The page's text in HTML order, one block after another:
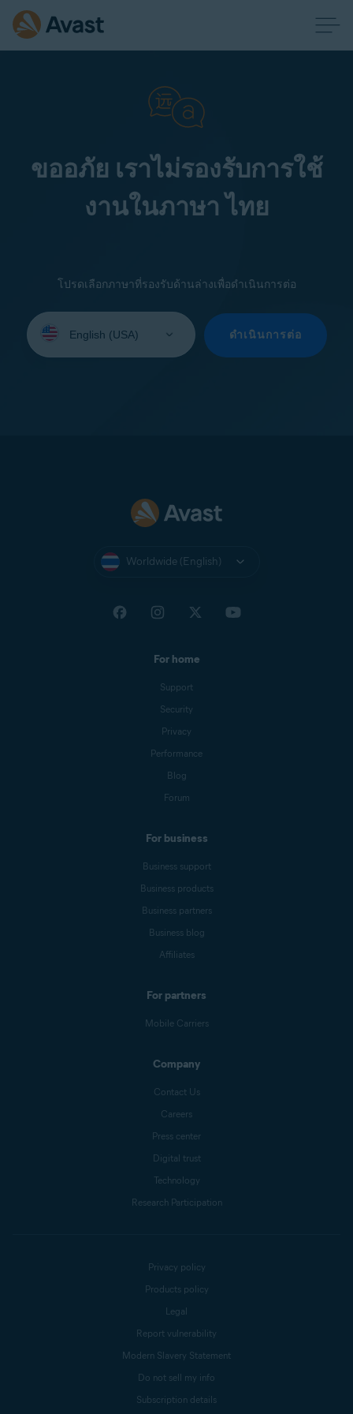
ขออภัย เราไม่รองรับการใช้
งานในภาษา ไทย
โปรดเลือกภาษาที่รองรับด้านล่างเพื่อดำเนินการต่อ
your
ดำเนินการต่อ
Worldwide (English)
For home
Support
Security
Privacy
Performance
Blog
Forum
For business
Business support
Business products
Business partners
Business blog
Affiliates
For partners
Mobile Carriers
Company
Contact Us
Careers
Press center
Digital trust
Technology
Research Participation
Privacy policy
Products policy
Legal
Report vulnerability
Modern Slavery Statement
Do not sell my info
Subscription details